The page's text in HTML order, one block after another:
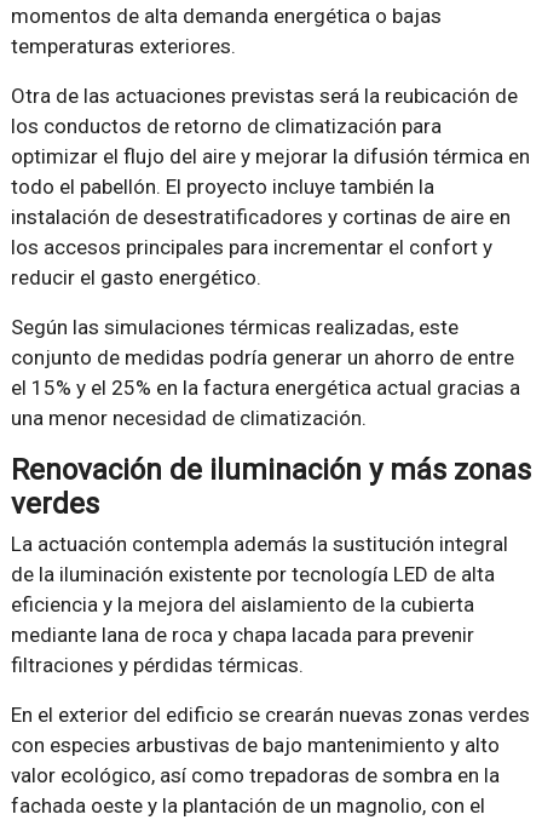
momentos de alta demanda energética o bajas
temperaturas exteriores.
Otra de las actuaciones previstas será la reubicación de
los conductos de retorno de climatización para
optimizar el flujo del aire y mejorar la difusión térmica en
todo el pabellón. El proyecto incluye también la
instalación de desestratificadores y cortinas de aire en
los accesos principales para incrementar el confort y
reducir el gasto energético.
Según las simulaciones térmicas realizadas, este
conjunto de medidas podría generar un ahorro de entre
el 15% y el 25% en la factura energética actual gracias a
una menor necesidad de climatización.
Renovación de iluminación y más zonas
verdes
La actuación contempla además la sustitución integral
de la iluminación existente por tecnología LED de alta
eficiencia y la mejora del aislamiento de la cubierta
mediante lana de roca y chapa lacada para prevenir
filtraciones y pérdidas térmicas.
En el exterior del edificio se crearán nuevas zonas verdes
con especies arbustivas de bajo mantenimiento y alto
valor ecológico, así como trepadoras de sombra en la
fachada oeste y la plantación de un magnolio, con el